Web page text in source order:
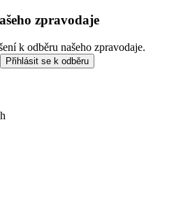
zpravodaje
k odběru našeho zpravodaje.
Přihlásit se k odběru